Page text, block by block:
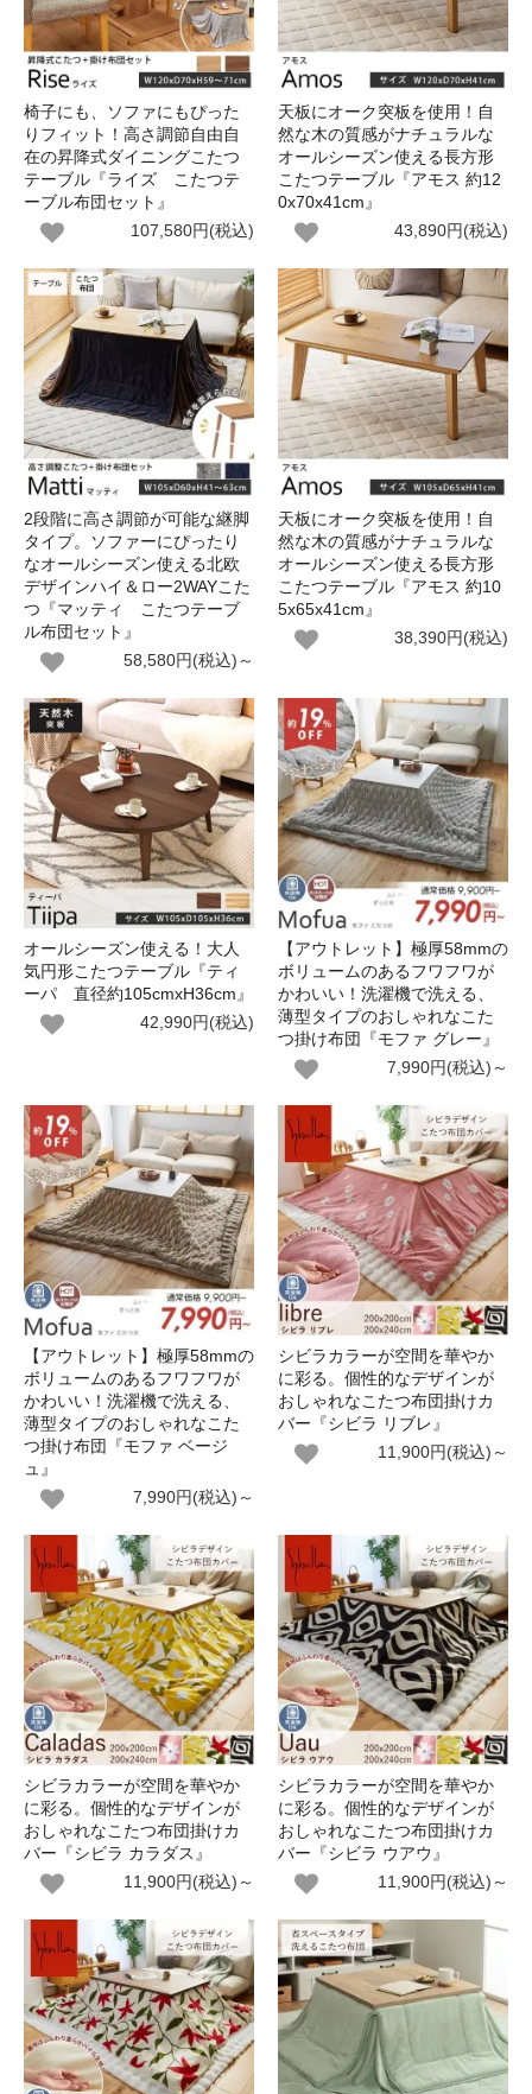
椅子にも、ソファにもぴった
りフィット！高さ調節自由自
在の昇降式ダイニングこたつ
テーブル『ライズ こたつテ
ーブル布団セット』
107,580円(税込)
天板にオーク突板を使用！自
然な木の質感がナチュラルな
オールシーズン使える長方形
こたつテーブル『アモス 約12
0x70x41cm』
43,890円(税込)
2段階に高さ調節が可能な継脚
タイプ。ソファーにぴったり
なオールシーズン使える北欧
デザインハイ＆ロー2WAYこた
つ『マッティ こたつテーブ
ル布団セット』
58,580円(税込)～
天板にオーク突板を使用！自
然な木の質感がナチュラルな
オールシーズン使える長方形
こたつテーブル『アモス 約10
5x65x41cm』
38,390円(税込)
オールシーズン使える！大人
気円形こたつテーブル『ティ
ーパ 直径約105cmxH36cm』
42,990円(税込)
【アウトレット】極厚58mmの
ボリュームのあるフワフワが
かわいい！洗濯機で洗える、
薄型タイプのおしゃれなこた
つ掛け布団『モファ グレー』
7,990円(税込)～
【アウトレット】極厚58mmの
ボリュームのあるフワフワが
かわいい！洗濯機で洗える、
薄型タイプのおしゃれなこた
つ掛け布団『モファ ベージ
ュ』
7,990円(税込)～
シビラカラーが空間を華やか
に彩る。個性的なデザインが
おしゃれなこたつ布団掛けカ
バー『シビラ リブレ』
11,900円(税込)～
シビラカラーが空間を華やか
に彩る。個性的なデザインが
おしゃれなこたつ布団掛けカ
バー『シビラ カラダス』
11,900円(税込)～
シビラカラーが空間を華やか
に彩る。個性的なデザインが
おしゃれなこたつ布団掛けカ
バー『シビラ ウアウ』
11,900円(税込)～